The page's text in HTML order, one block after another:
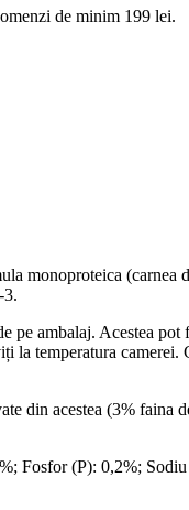
de minim 199 lei.
monoproteica (carnea
3.
ambalaj. Acestea
temperatura camerei.
din acestea (3% faina
Fosfor (P): 0,2%;